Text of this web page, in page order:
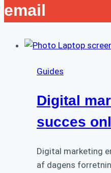
email
Guides
Digital
succes
Digital marketing
af dagens